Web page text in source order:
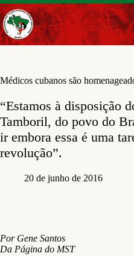
Pular
para
o
conteúdo
Médicos cubanos são
“Estamos à disposição
Tamboril, do povo do
ir embora essa é uma
revolução”.
20 de junho de 2016
Por Gene Santos
Da Página do MST